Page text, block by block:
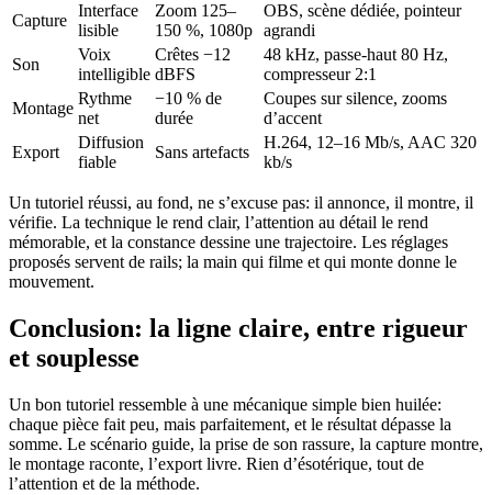
Capture
Interface
lisible
Zoom 125–
150 %, 1080p
OBS, scène dédiée, pointeur
agrandi
Son
Voix
intelligible
Crêtes −12
dBFS
48 kHz, passe-haut 80 Hz,
compresseur 2:1
Montage
Rythme
net
−10 % de
durée
Coupes sur silence, zooms
d’accent
Export
Diffusion
fiable
Sans artefacts
H.264, 12–16 Mb/s, AAC 320
kb/s
Un tutoriel réussi, au fond, ne s’excuse pas: il annonce, il montre, il
vérifie. La technique le rend clair, l’attention au détail le rend
mémorable, et la constance dessine une trajectoire. Les réglages
proposés servent de rails; la main qui filme et qui monte donne le
mouvement.
Conclusion: la ligne claire, entre rigueur
et souplesse
Un bon tutoriel ressemble à une mécanique simple bien huilée:
chaque pièce fait peu, mais parfaitement, et le résultat dépasse la
somme. Le scénario guide, la prise de son rassure, la capture montre,
le montage raconte, l’export livre. Rien d’ésotérique, tout de
l’attention et de la méthode.